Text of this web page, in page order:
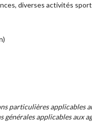
diverses activités
particulières applicables
applicables aux